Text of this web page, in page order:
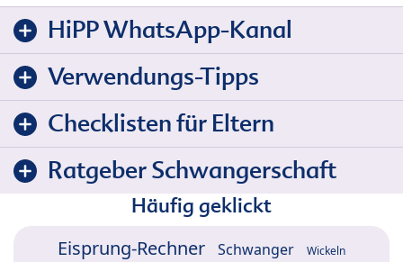
HiPP WhatsApp-Kanal
Verwendungs-Tipps
Checklisten für Eltern
Ratgeber Schwangerschaft
Häufig geklickt
Eisprung-Rechner Schwanger Wickeln